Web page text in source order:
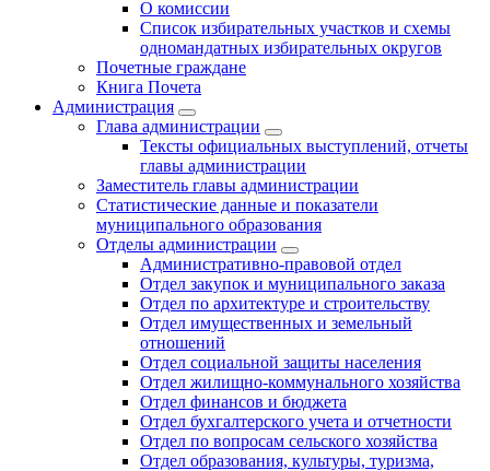
О комиссии
Список избирательных участков и схемы
одномандатных избирательных округов
Почетные граждане
Книга Почета
Администрация
Глава администрации
Тексты официальных выступлений, отчеты
главы администрации
Заместитель главы администрации
Статистические данные и показатели
муниципального образования
Отделы администрации
Административно-правовой отдел
Отдел закупок и муниципального заказа
Отдел по архитектуре и строительству
Отдел имущественных и земельный
отношений
Отдел социальной защиты населения
Отдел жилищно-коммунального хозяйства
Отдел финансов и бюджета
Отдел бухгалтерского учета и отчетности
Отдел по вопросам сельского хозяйства
Отдел образования, культуры, туризма,